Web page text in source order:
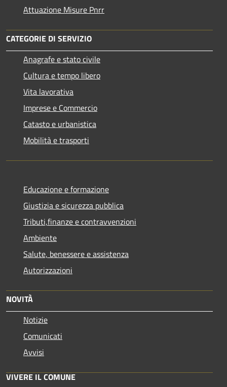
Attuazione Misure Pnrr
CATEGORIE DI SERVIZIO
Anagrafe e stato civile
Cultura e tempo libero
Vita lavorativa
Imprese e Commercio
Catasto e urbanistica
Mobilità e trasporti
Educazione e formazione
Giustizia e sicurezza pubblica
Tributi,finanze e contravvenzioni
Ambiente
Salute, benessere e assistenza
Autorizzazioni
NOVITÀ
Notizie
Comunicati
Avvisi
VIVERE IL COMUNE